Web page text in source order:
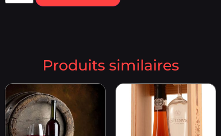
Produits similaires